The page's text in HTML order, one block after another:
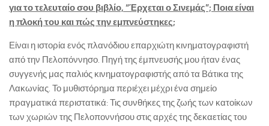
για το τελευταίο σου βιβλίο, “Έρχεται ο Σινεμάς”; Ποια είναι
η πλοκή του και πώς την εμπνεύστηκες;
Είναι η ιστορία ενός πλανόδιου επαρχιώτη κινηματογραφιστή
από την Πελοπόννησο. Πηγή της έμπνευσής μου ήταν ένας
συγγενής μας παλιός κινηματογραφιστής από τα Βάτικα της
Λακωνίας. Το μυθιστόρημα περιέχει μέχρι ένα σημείο
πραγματικά περιστατικά: Τις συνθήκες της ζωής των κατοίκων
των χωριών της Πελοποννήσου στις αρχές της δεκαετίας του